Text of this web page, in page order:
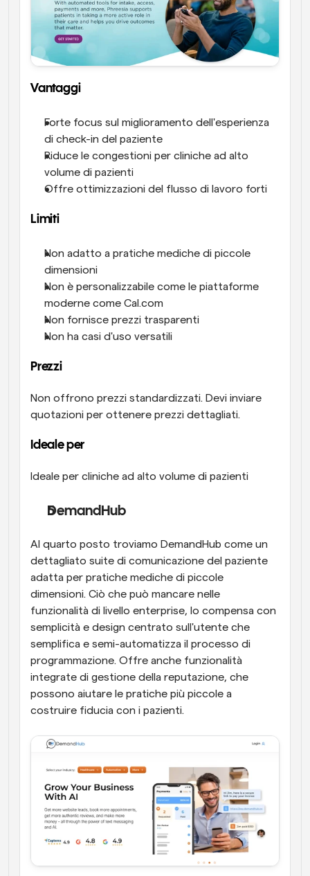
Vantaggi
Forte focus sul miglioramento dell'esperienza
di check-in del paziente
Riduce le congestioni per cliniche ad alto
volume di pazienti
Offre ottimizzazioni del flusso di lavoro forti
Limiti
Non adatto a pratiche mediche di piccole
dimensioni
Non è personalizzabile come le piattaforme
moderne come Cal.com
Non fornisce prezzi trasparenti
Non ha casi d'uso versatili
Prezzi
Non offrono prezzi standardizzati. Devi inviare
quotazioni per ottenere prezzi dettagliati.
Ideale per
Ideale per cliniche ad alto volume di pazienti
DemandHub
Al quarto posto troviamo DemandHub come un
dettagliato suite di comunicazione del paziente
adatta per pratiche mediche di piccole
dimensioni. Ciò che può mancare nelle
funzionalità di livello enterprise, lo compensa con
semplicità e design centrato sull'utente che
semplifica e semi-automatizza il processo di
programmazione. Offre anche funzionalità
integrate di gestione della reputazione, che
possono aiutare le pratiche più piccole a
costruire fiducia con i pazienti.